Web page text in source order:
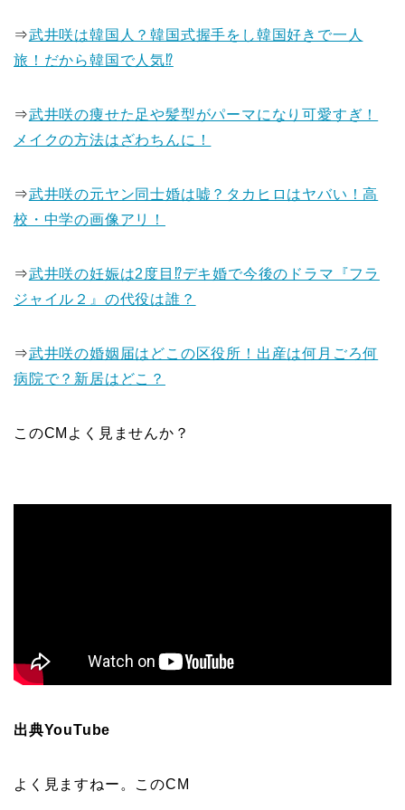
⇒武井咲は韓国人？韓国式握手をし韓国好きで一人
旅！だから韓国で人気⁉
⇒武井咲の痩せた足や髪型がパーマになり可愛すぎ！
メイクの方法はざわちんに！
⇒武井咲の元ヤン同士婚は嘘？タカヒロはヤバい！高
校・中学の画像アリ！
⇒武井咲の妊娠は2度目⁉デキ婚で今後のドラマ『フラ
ジャイル２』の代役は誰？
⇒武井咲の婚姻届はどこの区役所！出産は何月ごろ何
病院で？新居はどこ？
このCMよく見ませんか？
出典YouTube
よく見ますねー。このCM